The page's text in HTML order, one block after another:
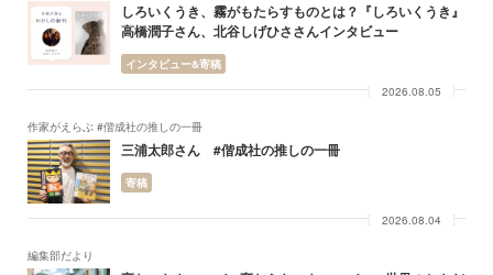
しろいくうき、霧がもたらすものとは？『しろいくうき』
高橋潤子さん、北谷しげひささんインタビュー
インタビュー&寄稿
2026.08.05
作家がえらぶ #偕成社の推しの一冊
三浦太郎さん #偕成社の推しの一冊
寄稿
2026.08.04
編集部だより